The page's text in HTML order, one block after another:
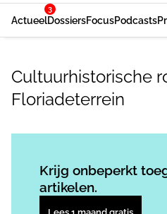
Actueel
3
DossiersFocusPodcasts
Cultuurhistorische
Floriadeterrein
Krijg onbeperkt
artikelen.
Lees 1 maand gratis